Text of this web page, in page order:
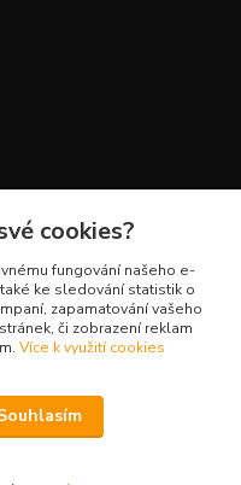
cookies?
fungování našeho e-
ke sledování statistik o
zapamatování vašeho
či zobrazení reklam
Více k využití cookies